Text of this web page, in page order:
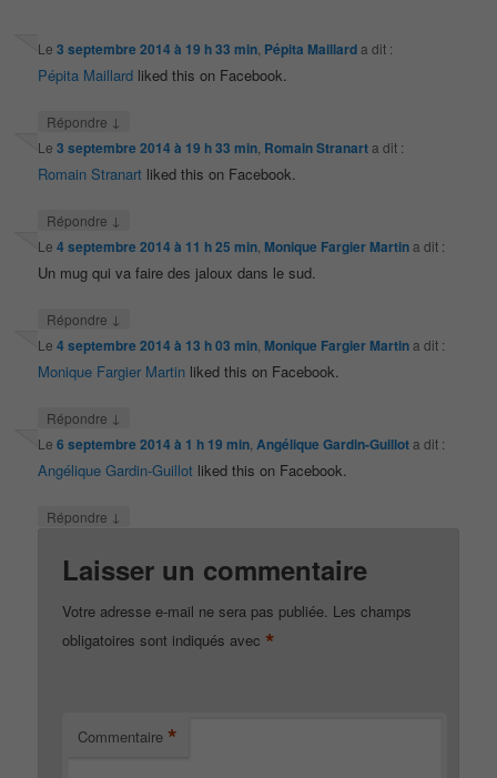
Le3 septembre 2014 à 19 h 33 min Pépita Maillarda dit :
Pépita Maillard liked this on Facebook.
Répondre ↓
Le3 septembre 2014 à 19 h 33 min Romain Stranarta dit :
Romain Stranart liked this on Facebook.
Répondre ↓
Le4 septembre 2014 à 11 h 25 min Monique Fargier Martina dit :
Un mug qui va faire des jaloux dans le sud.
Répondre ↓
Le4 septembre 2014 à 13 h 03 min Monique Fargier Martina dit :
Monique Fargier Martin liked this on Facebook.
Répondre ↓
Le6 septembre 2014 à 1 h 19 min Angélique Gardin-Guillota dit :
Angélique Gardin-Guillot liked this on Facebook.
Répondre ↓
Laisser un commentaire
Votre adresse e-mail ne sera pas publiée. Les champs
obligatoires sont indiqués avec *
Commentaire *